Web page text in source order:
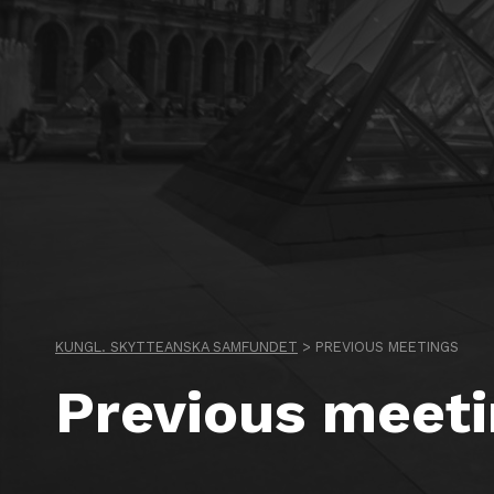
KUNGL. SKYTTEANSKA SAMFUNDET > PREVIOUS MEETINGS
Previous